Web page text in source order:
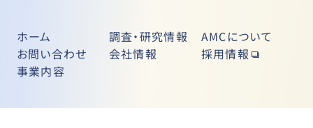
ホーム 調査・研究情報
AMCについて
お問い合わせ
会社情報
採用情報
事業内容